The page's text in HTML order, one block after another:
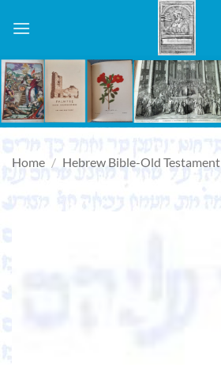
Home / Hebrew Bible-Old Testament